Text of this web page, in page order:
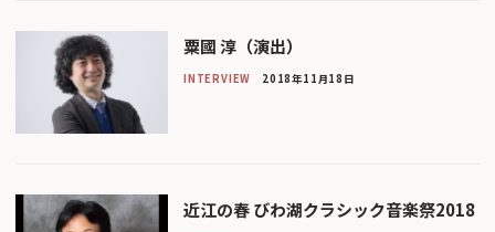
粟國 淳（演出）
INTERVIEW 2018年11月18日
近江の春 びわ湖クラシック音楽祭2018